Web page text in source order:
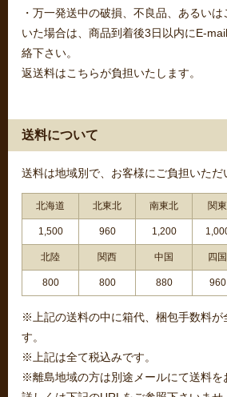
・万一発送中の破損、不良品、あるい
いた場合は、商品到着後3日以内にE-
絡下さい。
返送料はこちらが負担いたします。
送料について
送料は地域別で、お客様にご負担いただ
北海道 北東北 南東北 関東
1,500 960 1,200
北陸 関西 中国 四国
800 800 880 960
※上記の送料の中に箱代、梱包手数料が
す。
※上記は全て税込みです。
※離島地域の方は別途メールにて送料を